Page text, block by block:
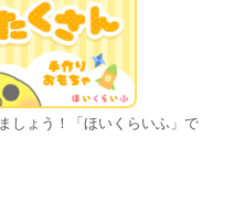
しょう！「ほいくらいふ」で